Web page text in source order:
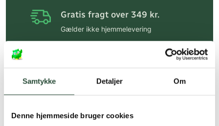
Samtykke Detaljer Om
Denne hjemmeside bruger cookies
Gratis fragt over 349 kr.
Gælder ikke hjemmelevering
Få hjælp til din webordre
kundeservice@uglecare.dk
Hurtig levering (30 min. i Kbh)
Hurtigt leveringen via GLS, og DAO